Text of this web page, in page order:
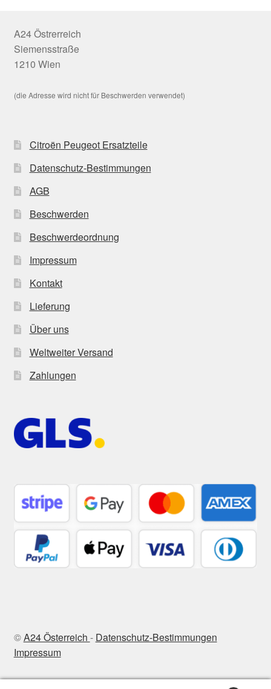
A24 Östrerreich
Siemensstraße
1210 Wien
(die Adresse wird nicht für Beschwerden verwendet)
Citroën Peugeot Ersatzteile
Datenschutz-Bestimmungen
AGB
Beschwerden
Beschwerdeordnung
Impressum
Kontakt
Lieferung
Über uns
Weltweiter Versand
Zahlungen
©A24 Österreich - Datenschutz-Bestimmungen
Impressum